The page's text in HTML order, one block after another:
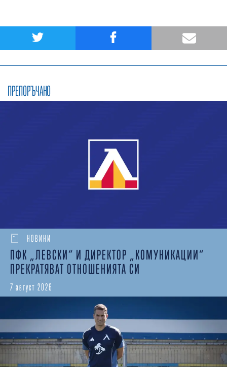
ПРЕПОРЪЧАНО
НОВИНИ
ПФК „ЛЕВСКИ“ И ДИРЕКТОР „КОМУНИКАЦИИ“
ПРЕКРАТЯВАТ ОТНОШЕНИЯТА СИ
7 август 2026